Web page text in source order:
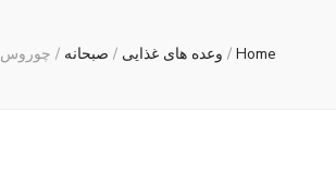
Home
/ وعده های غذایی / صبحانه / چوروس